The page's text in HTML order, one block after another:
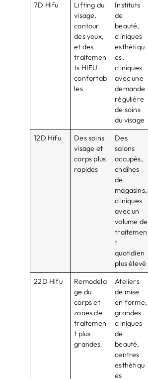
7D Hifu
Lifting du
visage,
contour
des yeux,
et des
traitemen
ts HIFU
confortab
les
Instituts
de
beauté,
cliniques
esthétiqu
es,
cliniques
avec une
demande
régulière
de soins
du visage
12D Hifu
Des soins
visage et
corps plus
rapides
Des
salons
occupés,
chaînes
de
magasins,
cliniques
avec un
volume de
traitemen
t
quotidien
plus élevé
22D Hifu
Remodela
ge du
corps et
zones de
traitemen
t plus
grandes
Ateliers
de mise
en forme,
grandes
cliniques
de
beauté,
centres
esthétiqu
es